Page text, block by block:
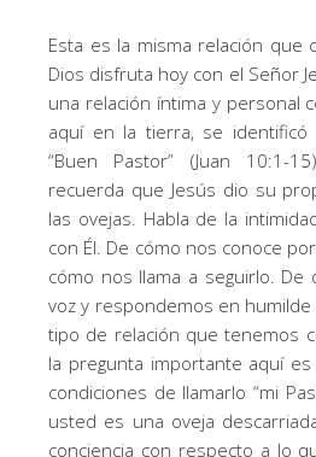
Esta es la misma relación que
Dios disfruta hoy con el Señor
una relación íntima y personal
aquí en la tierra, se
“Buen Pastor” (Juan 10:1-
recuerda que Jesús dio su
las ovejas. Habla de la
con Él. De cómo nos conoce
cómo nos llama a seguirlo. De
voz y respondemos en humilde
tipo de relación que tenemos
la pregunta importante aquí
condiciones de llamarlo “mi
usted es una oveja
conciencia con respecto a lo